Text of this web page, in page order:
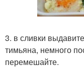
3. в сливки
тимьяна, немного
перемешайте.